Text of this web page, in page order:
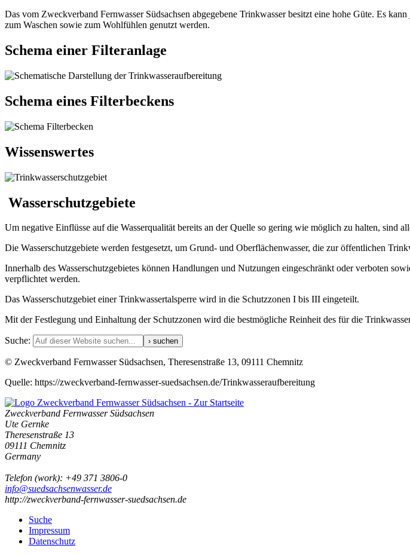
Das vom Zweckverband Fernwasser Südsachsen abgegebene Trinkwasser besitzt eine hohe Güte. Es
zum Waschen sowie zum Wohlfühlen genutzt werden.
Schema einer Filteranlage
Schema eines Filterbeckens
Wissenswertes
Wasserschutzgebiete
Um negative Einflüsse auf die Wasserqualität bereits an der Quelle so gering wie möglich zu halten, sind
Die Wasserschutzgebiete werden festgesetzt, um Grund- und Oberflächenwasser, die zur öffentlichen
Innerhalb des Wasserschutzgebietes können Handlungen und Nutzungen eingeschränkt oder verboten
verpflichtet werden.
Das Wasserschutzgebiet einer Trinkwassertalsperre wird in die Schutzzonen I bis III eingeteilt.
Mit der Festlegung und Einhaltung der Schutzzonen wird die bestmögliche Reinheit des für die
Suche:
© Zweckverband Fernwasser Südsachsen, Theresenstraße 13, 09111 Chemnitz
Quelle: https://zweckverband-fernwasser-suedsachsen.de/Trinkwasseraufbereitung
Zweckverband Fernwasser Südsachsen
Ute Gernke
Theresenstraße 13
09111 Chemnitz
Germany
Telefon (work): +49 371 3806-0
info@suedsachsenwasser.de
http://zweckverband-fernwasser-suedsachsen.de
Suche
Impressum
Datenschutz